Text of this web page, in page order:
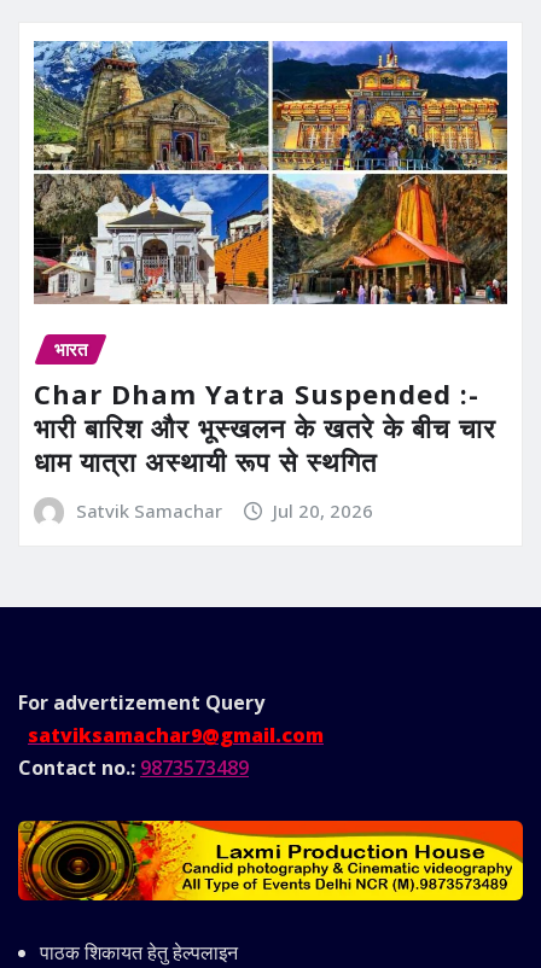
भारत
Char Dham Yatra Suspended :-
भारी बारिश और भूस्खलन के खतरे के बीच चार
धाम यात्रा अस्थायी रूप से स्थगित
Satvik Samachar Jul 20, 2026
For advertizement Query
satviksamachar9@gmail.com
Contact no.: 9873573489
पाठक शिकायत हेतु हेल्पलाइन